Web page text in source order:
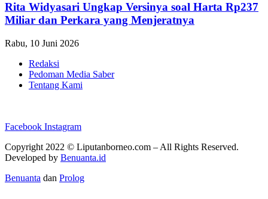
Rita Widyasari Ungkap Versinya soal Harta Rp237
Miliar dan Perkara yang Menjeratnya
Rabu, 10 Juni 2026
Redaksi
Pedoman Media Saber
Tentang Kami
Facebook Instagram
Copyright 2022 © Liputanborneo.com – All Rights Reserved.
Developed by Benuanta.id
Benuanta dan Prolog